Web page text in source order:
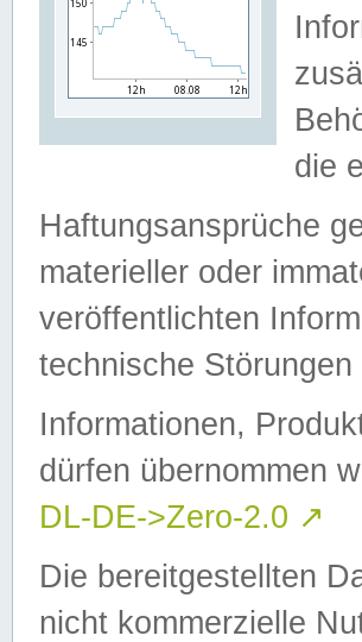
die
Haftungsansprüche
materieller oder
veröffentlichten
technische
Informationen,
dürfen übernommen
DL-DE->Zero-2.0 ↗
Die bereitgestellten
nicht kommerzielle